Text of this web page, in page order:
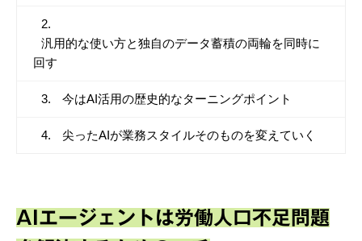
汎用的な使い方と独自のデータ蓄積の両輪を同時に
回す
今はAI活用の歴史的なターニングポイント
尖ったAIが業務スタイルそのものを変えていく
AIエージェントは労働人口不足問題